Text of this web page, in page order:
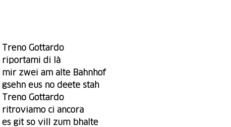
Treno Gottardo
riportami di là
mir zwei am alte Bahnhof
gsehn eus no deete stah
Treno Gottardo
ritroviamo ci ancora
es git so vill zum bhalte